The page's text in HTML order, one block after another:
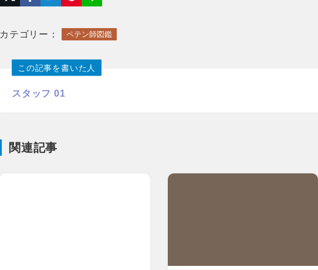
カテゴリー： ペテン師図鑑
この記事を書いた人
スタッフ 01
関連記事